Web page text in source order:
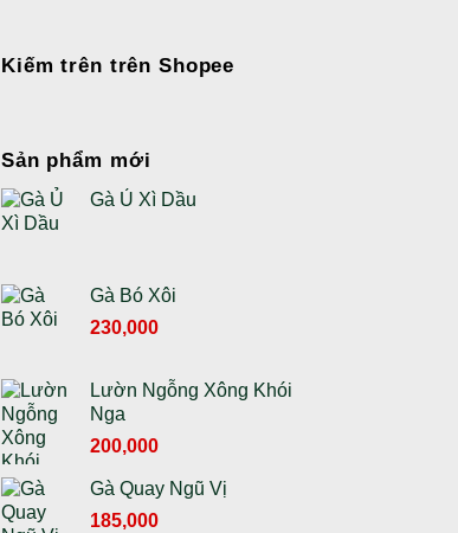
Kiếm trên trên Shopee
Sản phẩm mới
Gà Ủ Xì Dầu
Gà Bó Xôi
230,000
Lườn Ngỗng Xông Khói
Nga
Giá
là:
230,000 ₫.
200,000
tại
Gà Quay Ngũ Vị
Giá
185,000